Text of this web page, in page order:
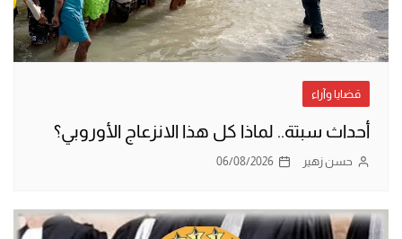
قضايا وآراء
أحداث سبتة.. لماذا كل هذا الانزعاج الأوروبي؟
حسن زهير 06/08/2026